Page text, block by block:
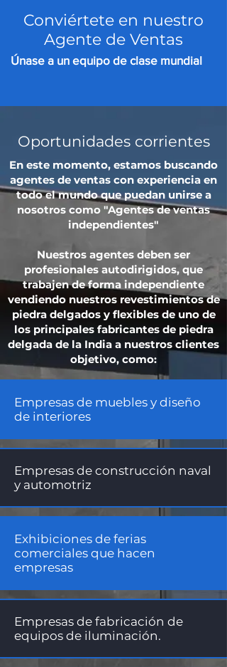
Conviértete en nuestro
Agente de Ventas
Únase a un equipo de clase mundial
Oportunidades corrientes
En este momento, estamos buscando
agentes de ventas con experiencia en
todo el mundo que puedan unirse a
nosotros como "Agentes de ventas
independientes"
Nuestros agentes deben ser
profesionales autodirigidos, que
trabajen de forma independiente
vendiendo nuestros revestimientos de
piedra delgados y flexibles de uno de
los principales fabricantes de piedra
delgada de la India a nuestros clientes
objetivo, como:
Empresas de muebles y diseño
de interiores
Empresas de construcción naval
y automotriz
Exhibiciones de ferias
comerciales que hacen
empresas
Empresas de fabricación de
equipos de iluminación.